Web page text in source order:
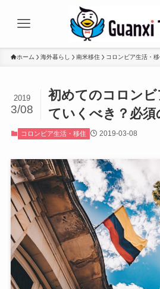
ホーム 海外暮らし 南米移住 コロンビア生活・
初めてのコロン
ていくべき？必須
2019
3/08
コロンビア生活・移住 2019-03-08